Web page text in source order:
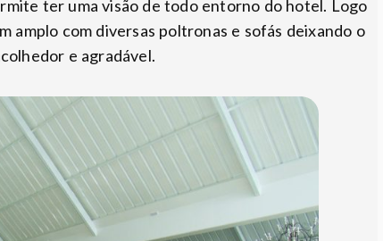
ter uma visão de todo entorno do hotel. Logo
amplo com diversas poltronas e sofás deixando o
e agradável.